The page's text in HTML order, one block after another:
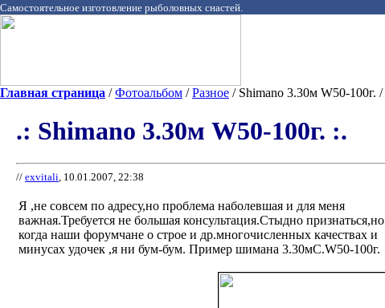
Самостоятельное изготовление рыболовных снастей.
Главная страница /Фотоальбом /Разное / Shimano 3.30м W50-100г. /
.: Shimano 3.30м W50-100г. :.
// exvitali, 10.01.2007, 22:38
Я ,не совсем по адресу,но проблема наболевшая и для меня
важная.Требуется не большая консультация.Стыдно признаться,но
когда наши форумчане о строе и др.многочисленных качествах и
минусах удочек ,я ни бум-бум. Пример шимана 3.30мС.W50-100г.